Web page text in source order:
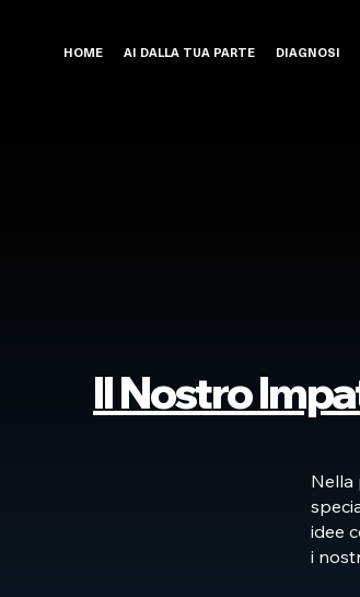
HOME AI DALLA TUA PARTE DIAGNOSI
Il Nostro
Nella
idee
i